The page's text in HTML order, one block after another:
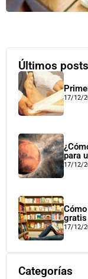
Últimos posts
17/12/
para
17/12/
gratis
17/12/
Categorías